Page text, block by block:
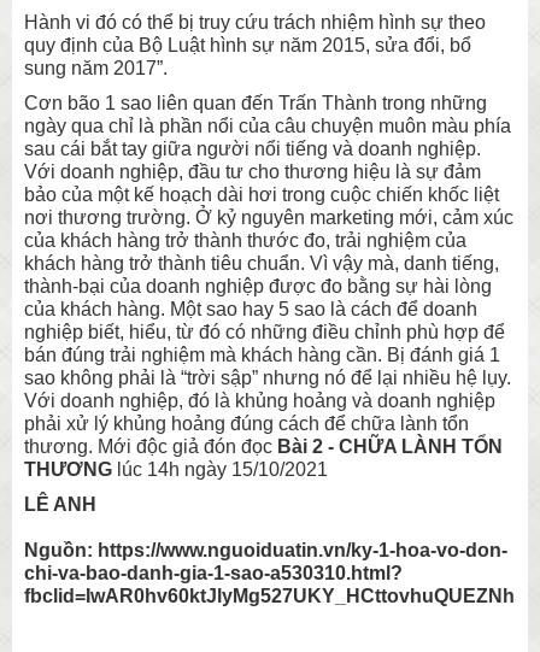
Hành vi đó có thể bị truy cứu trách nhiệm hình sự theo
quy định của Bộ Luật hình sự năm 2015, sửa đổi, bổ
sung năm 2017”.
Cơn bão 1 sao liên quan đến Trấn Thành trong những
ngày qua chỉ là phần nổi của câu chuyện muôn màu phía
sau cái bắt tay giữa người nổi tiếng và doanh nghiệp.
Với doanh nghiệp, đầu tư cho thương hiệu là sự đảm
bảo của một kế hoạch dài hơi trong cuộc chiến khốc liệt
nơi thương trường. Ở kỷ nguyên marketing mới, cảm xúc
của khách hàng trở thành thước đo, trải nghiệm của
khách hàng trở thành tiêu chuẩn. Vì vậy mà, danh tiếng,
thành-bại của doanh nghiệp được đo bằng sự hài lòng
của khách hàng. Một sao hay 5 sao là cách để doanh
nghiệp biết, hiểu, từ đó có những điều chỉnh phù hợp để
bán đúng trải nghiệm mà khách hàng cần. Bị đánh giá 1
sao không phải là “trời sập” nhưng nó để lại nhiều hệ lụy.
Với doanh nghiệp, đó là khủng hoảng và doanh nghiệp
phải xử lý khủng hoảng đúng cách để chữa lành tổn
thương. Mới độc giả đón đọc Bài 2 - CHỮA LÀNH TỔN
THƯƠNG lúc 14h ngày 15/10/2021
LÊ ANH
Nguồn: https://www.nguoiduatin.vn/ky-1-hoa-vo-don-
chi-va-bao-danh-gia-1-sao-a530310.html?